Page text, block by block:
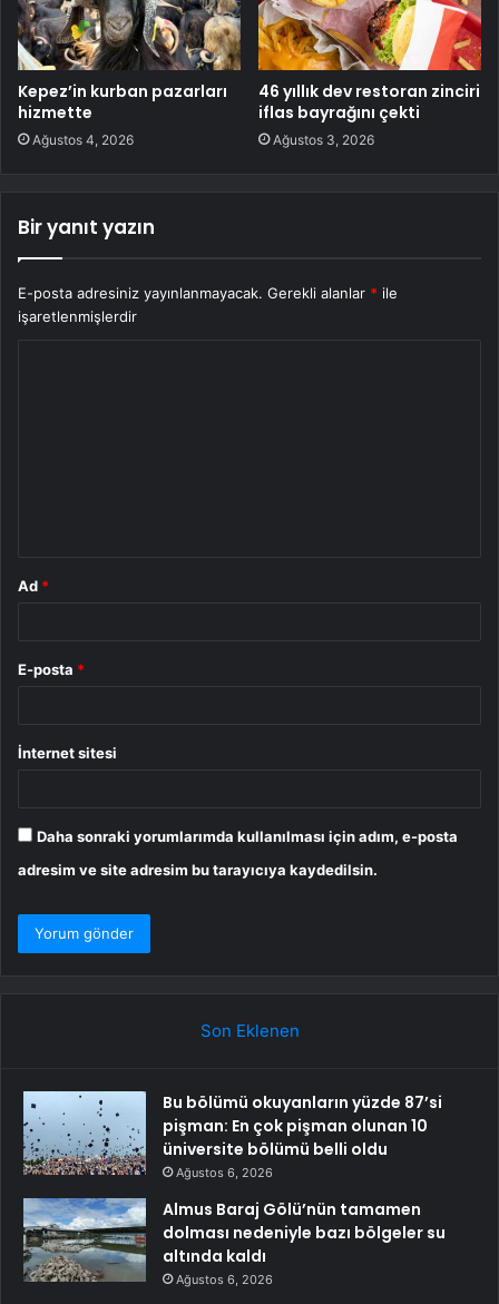
Kepez’in kurban pazarları
hizmette
Ağustos 4, 2026
46 yıllık dev restoran zinciri
iflas bayrağını çekti
Ağustos 3, 2026
Bir yanıt yazın
E-posta adresiniz yayınlanmayacak. Gerekli alanlar * ile
işaretlenmişlerdir
Ad *
E-posta *
İnternet sitesi
Daha sonraki yorumlarımda kullanılması için adım, e-posta
adresim ve site adresim bu tarayıcıya kaydedilsin.
Son Eklenen
Bu bölümü okuyanların yüzde 87’si
pişman: En çok pişman olunan 10
üniversite bölümü belli oldu
Ağustos 6, 2026
Almus Baraj Gölü’nün tamamen
dolması nedeniyle bazı bölgeler su
altında kaldı
Ağustos 6, 2026